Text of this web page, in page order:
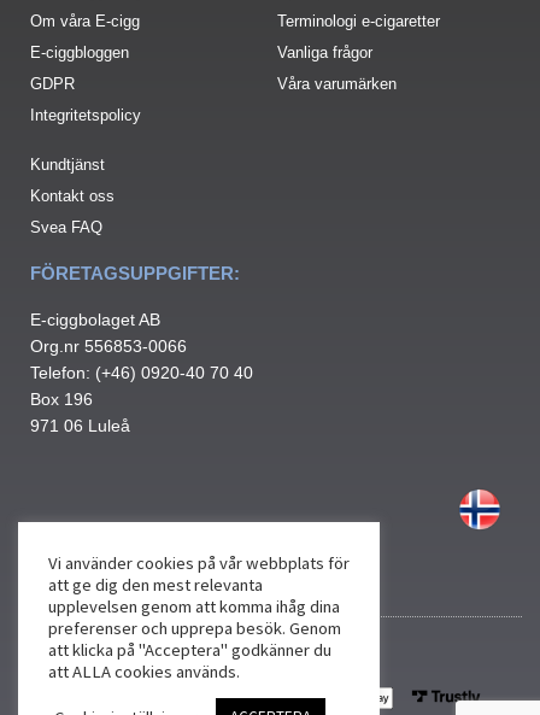
Om våra E-cigg
E-ciggbloggen
GDPR
Integritetspolicy
Kundtjänst
Kontakt oss
Svea FAQ
Terminologi e-cigaretter
Vanliga frågor
Våra varumärken
FÖRETAGSUPPGIFTER:
E-ciggbolaget AB
Org.nr 556853-0066
Telefon: (+46) 0920-40 70 40
Box 196
971 06 Luleå
Vi använder cookies på vår webbplats för
att ge dig den mest relevanta
upplevelsen genom att komma ihåg dina
preferenser och upprepa besök. Genom
att klicka på "Acceptera" godkänner du
att ALLA cookies används.